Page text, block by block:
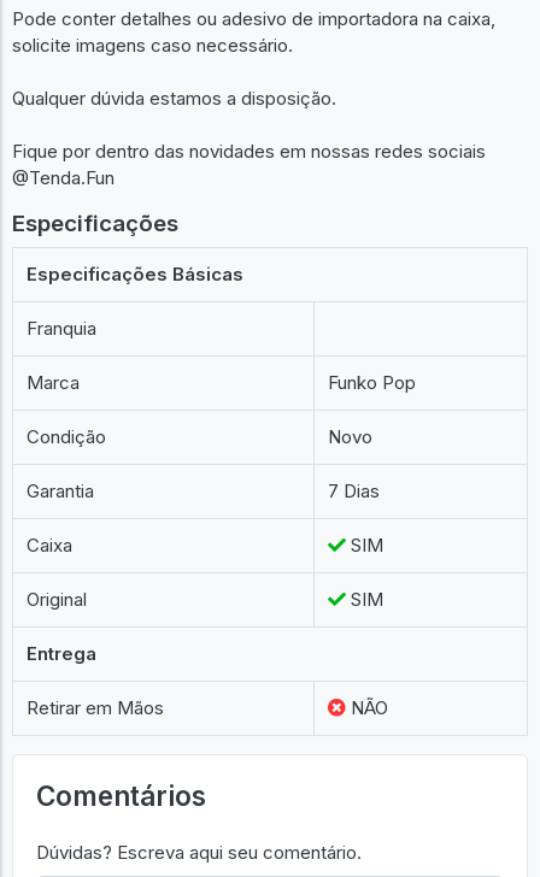
Pode conter detalhes ou adesivo de importadora na caixa,
solicite imagens caso necessário.
Qualquer dúvida estamos a disposição.
Fique por dentro das novidades em nossas redes sociais
@Tenda.Fun
Especificações
Especificações Básicas
Franquia
Marca Funko Pop
Condição Novo
Garantia 7 Dias
Caixa SIM
Original SIM
Entrega
Retirar em Mãos NÃO
Comentários
Dúvidas? Escreva aqui seu comentário.